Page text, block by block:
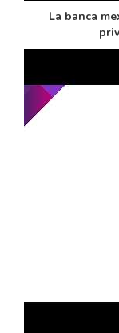
La banca